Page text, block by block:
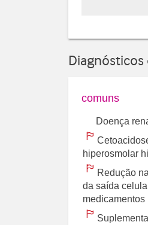
comuns
Doença
hiperosmolar
Redução
da saída
medicamentos